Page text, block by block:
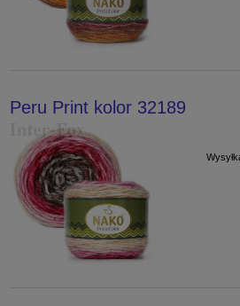
Peru Print kolor 32189